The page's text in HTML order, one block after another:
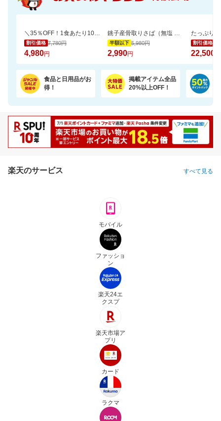
＼35％OFF！1食あたり104円／お茶碗約1杯分！パックご飯 150g×48食
割引価格 7,780円
4,980円
銚子産骨取りさば（無塩 選べる1kg・2kg）【骨取り魚の飯田商店】
半額以下 5,980円
2,990円
割引価格
22,500
食品と日用品がお
得！
掲載アイテム全品
20%以上OFF！
楽天のサービス すべて見る
モバイル
ファッショ
ン
楽天24エ
クスプ
楽天市場ア
プリ
カード
ラクマ